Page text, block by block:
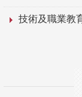
技術及職業教